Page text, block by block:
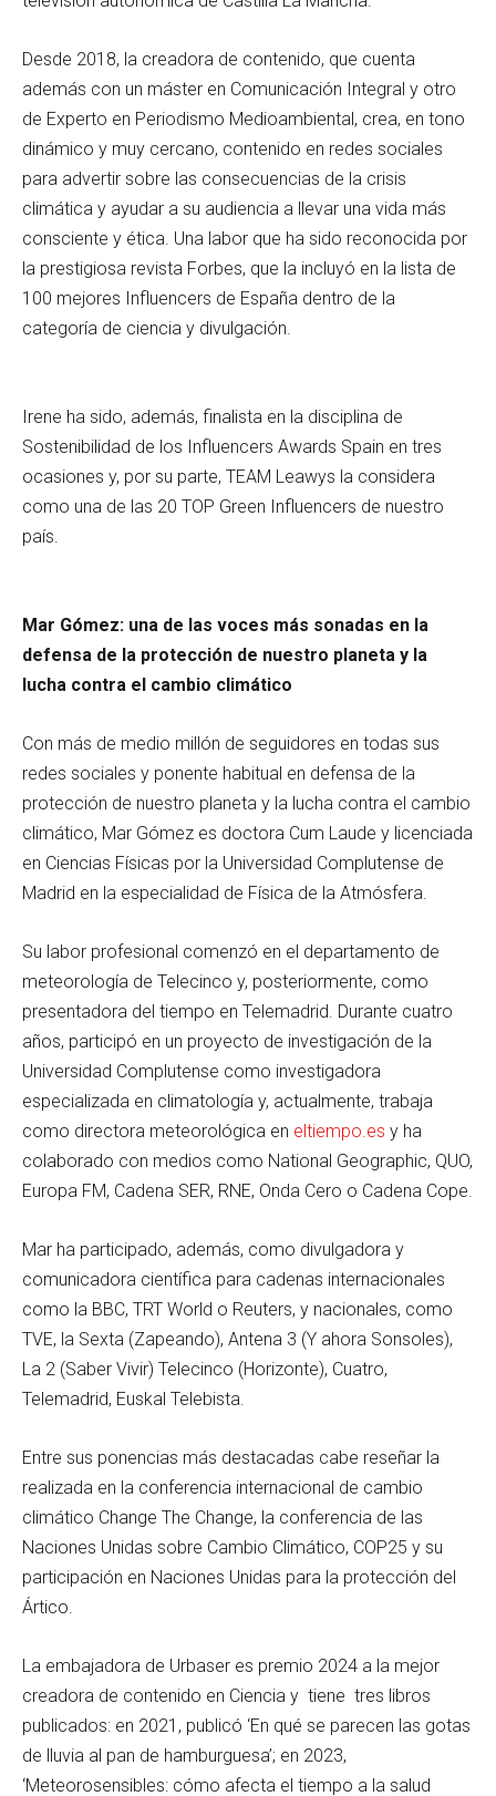
Desde 2018, la creadora de contenido, que cuenta
además con un máster en Comunicación Integral y otro
de Experto en Periodismo Medioambiental, crea, en tono
dinámico y muy cercano, contenido en redes sociales
para advertir sobre las consecuencias de la crisis
climática y ayudar a su audiencia a llevar una vida más
consciente y ética. Una labor que ha sido reconocida por
la prestigiosa revista Forbes, que la incluyó en la lista de
100 mejores Influencers de España dentro de la
categoría de ciencia y divulgación.
Irene ha sido, además, finalista en la disciplina de
Sostenibilidad de los Influencers Awards Spain en tres
ocasiones y, por su parte, TEAM Leawys la considera
como una de las 20 TOP Green Influencers de nuestro
país.
Mar Gómez: una de las voces más sonadas en la
defensa de la protección de nuestro planeta y la
lucha contra el cambio climático
Con más de medio millón de seguidores en todas sus
redes sociales y ponente habitual en defensa de la
protección de nuestro planeta y la lucha contra el cambio
climático, Mar Gómez es doctora Cum Laude y licenciada
en Ciencias Físicas por la Universidad Complutense de
Madrid en la especialidad de Física de la Atmósfera.
Su labor profesional comenzó en el departamento de
meteorología de Telecinco y, posteriormente, como
presentadora del tiempo en Telemadrid. Durante cuatro
años, participó en un proyecto de investigación de la
Universidad Complutense como investigadora
especializada en climatología y, actualmente, trabaja
como directora meteorológica en eltiempo.es y ha
colaborado con medios como National Geographic, QUO,
Europa FM, Cadena SER, RNE, Onda Cero o Cadena Cope.
Mar ha participado, además, como divulgadora y
comunicadora científica para cadenas internacionales
como la BBC, TRT World o Reuters, y nacionales, como
TVE, la Sexta (Zapeando), Antena 3 (Y ahora Sonsoles),
La 2 (Saber Vivir) Telecinco (Horizonte), Cuatro,
Telemadrid, Euskal Telebista.
Entre sus ponencias más destacadas cabe reseñar la
realizada en la conferencia internacional de cambio
climático Change The Change, la conferencia de las
Naciones Unidas sobre Cambio Climático, COP25 y su
participación en Naciones Unidas para la protección del
Ártico.
La embajadora de Urbaser es premio 2024 a la mejor
creadora de contenido en Ciencia y tiene tres libros
publicados: en 2021, publicó ‘En qué se parecen las gotas
de lluvia al pan de hamburguesa’; en 2023,
‘Meteorosensibles: cómo afecta el tiempo a la salud